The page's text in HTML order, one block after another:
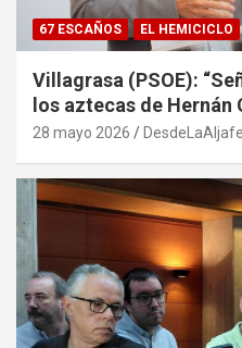
67 ESCAÑOS EL HEMICICLO
Villagrasa (PSOE):
los aztecas de Hernán
28 mayo 2026